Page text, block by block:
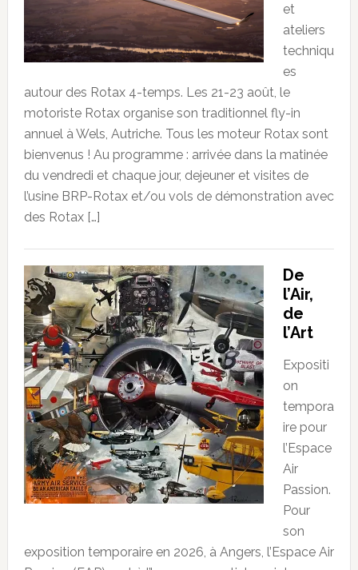
et
ateliers
techniqu
es
autour des Rotax 4-temps. Les 21-23 août, le
motoriste Rotax organise son traditionnel fly-in
annuel à Wels, Autriche. Tous les moteur Rotax sont
bienvenus ! Au programme : arrivée dans la matinée
du vendredi et chaque jour, dejeuner et visites de
l’usine BRP-Rotax et/ou vols de démonstration avec
des Rotax […]
De
l’Air,
de
l’Art
Expositi
on
tempora
ire pour
l’Espace
Air
Passion.
Pour
son
exposition temporaire en 2026, à Angers, l’Espace Air